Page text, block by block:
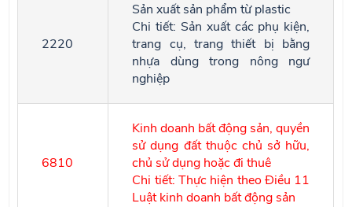
2220
Sản xuất sản phẩm từ plastic
Chi tiết: Sản xuất các phụ kiện,
trang cụ, trang thiết bị bằng
nhựa dùng trong nông ngư
nghiệp
6810
Kinh doanh bất động sản, quyền
sử dụng đất thuộc chủ sở hữu,
chủ sử dụng hoặc đi thuê
Chi tiết: Thực hiện theo Điều 11
Luật kinh doanh bất động sản